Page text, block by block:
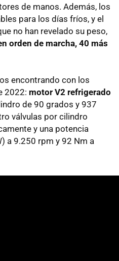
de manos. Además, los
para los días fríos, y el
no han revelado su peso,
orden de marcha, 40 más
encontrando con los
2022: motor V2 refrigerado
de 90 grados y 937
válvulas por cilindro
y una potencia
a 9.250 rpm y 92 Nm a